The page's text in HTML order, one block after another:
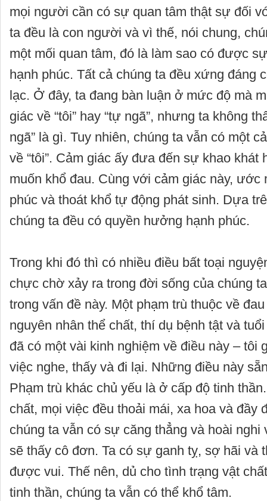
mọi người cần có sự quan tâm thật sự đối
ta đều là con người và vì thế, nói chung,
một mối quan tâm, đó là làm sao có được
hạnh phúc. Tất cả chúng ta đều xứng đáng
lạc. Ở đây, ta đang bàn luận ở mức độ mà
giác về “tôi” hay “tự ngã”, nhưng ta không
ngã” là gì. Tuy nhiên, chúng ta vẫn có một
về “tôi”. Cảm giác ấy đưa đến sự khao khát
muốn khổ đau. Cùng với cảm giác này, ước
phúc và thoát khổ tự động phát sinh. Dựa
chúng ta đều có quyền hưởng hạnh phúc.
Trong khi đó thì có nhiều điều bất toại
chực chờ xảy ra trong đời sống của chúng
trong vấn đề này. Một phạm trù thuộc về
nguyên nhân thể chất, thí dụ bệnh tật và
đã có một vài kinh nghiệm về điều này – tôi
việc nghe, thấy và đi lại. Những điều này
Phạm trù khác chủ yếu là ở cấp độ tinh
chất, mọi việc đều thoải mái, xa hoa và đầy
chúng ta vẫn có sự căng thẳng và hoài nghi
sẽ thấy cô đơn. Ta có sự ganh tỵ, sợ hãi và
được vui. Thế nên, dủ cho tình trạng vật
tinh thần, chúng ta vẫn có thể khổ tâm.